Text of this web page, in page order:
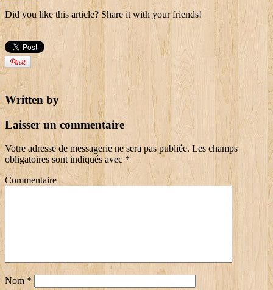
Did you like this article? Share it with your friends!
Written by
Laisser un commentaire
Votre adresse de messagerie ne sera pas publiée. Les champs
obligatoires sont indiqués avec *
Commentaire
Nom *